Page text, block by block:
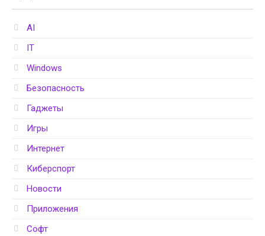
AI
IT
Windows
Безопасность
Гаджеты
Игры
Интернет
Киберспорт
Новости
Приложения
Софт